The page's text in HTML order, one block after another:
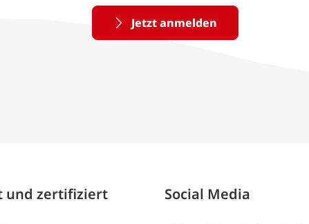
Jetzt anmelden
und zertifiziert Social Media